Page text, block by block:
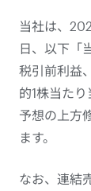
当社は、
日、以下「
税引前利益
的1株当た
予想の上方
ます。
なお、連結